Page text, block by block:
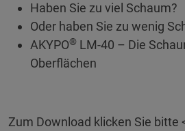
Haben Sie zu viel Schaum?
Oder haben Sie zu wenig
AKYPO® LM-40 – Die
Oberflächen
Zum Download klicken Sie bitte